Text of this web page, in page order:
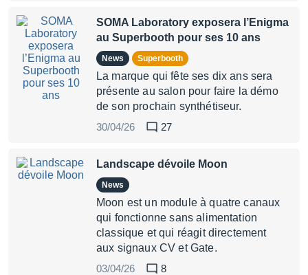
SOMA Laboratory exposera l’Enigma
au Superbooth pour ses 10 ans
News Superbooth
La marque qui fête ses dix ans sera
présente au salon pour faire la démo
de son prochain synthétiseur.
30/04/26
27
Landscape dévoile Moon
News
Moon est un module à quatre canaux
qui fonctionne sans alimentation
classique et qui réagit directement
aux signaux CV et Gate.
03/04/26
8